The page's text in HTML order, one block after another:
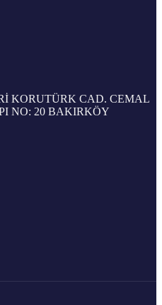
KORUTÜRK CAD. CEMAL
NO: 20 BAKIRKÖY